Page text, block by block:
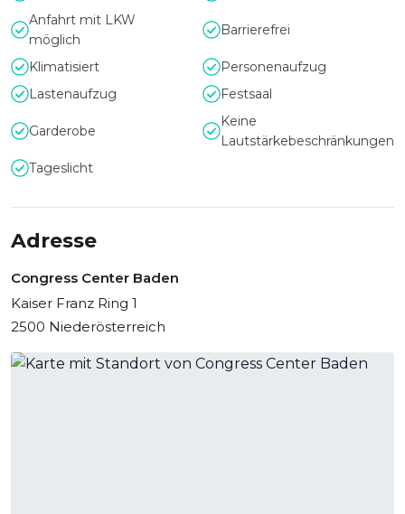
Anfahrt mit LKW
möglich
Barrierefrei
Klimatisiert
Personenaufzug
Lastenaufzug
Festsaal
Garderobe
Keine
Lautstärkebeschränkungen
Tageslicht
Adresse
Congress Center Baden
Kaiser Franz Ring 1
2500 Niederösterreich